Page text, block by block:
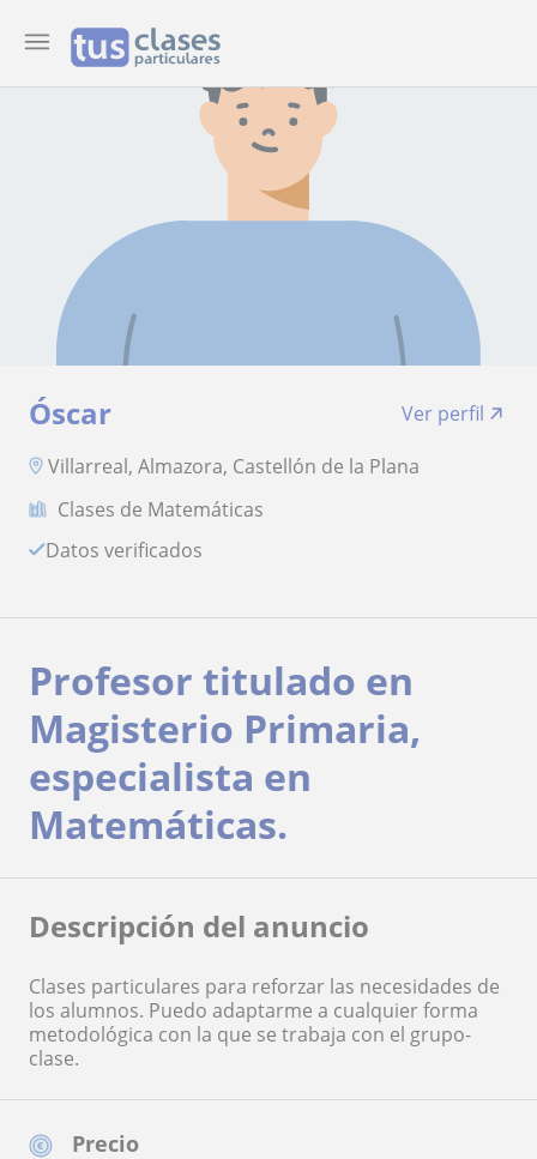
Óscar
Ver perfil
Villarreal, Almazora, Castellón de la Plana
Clases de Matemáticas
Datos verificados
Precio
Profesor titulado en
Magisterio Primaria,
especialista en
Matemáticas.
Descripción del anuncio
Clases particulares para reforzar las necesidades de
los alumnos. Puedo adaptarme a cualquier forma
metodológica con la que se trabaja con el grupo-
clase.